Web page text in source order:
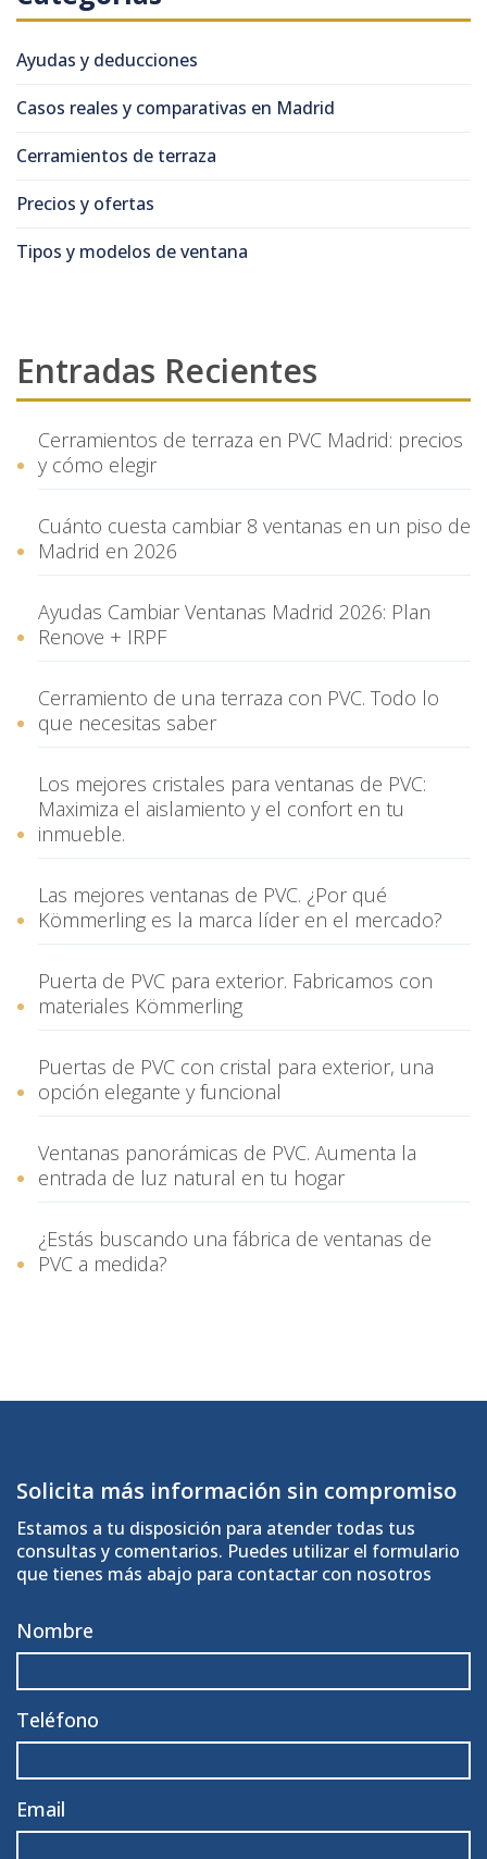
Ayudas y deducciones
Casos reales y comparativas en Madrid
Cerramientos de terraza
Precios y ofertas
Tipos y modelos de ventana
Entradas Recientes
Cerramientos de terraza en PVC Madrid: precios
y cómo elegir
Cuánto cuesta cambiar 8 ventanas en un piso de
Madrid en 2026
Ayudas Cambiar Ventanas Madrid 2026: Plan
Renove + IRPF
Cerramiento de una terraza con PVC. Todo lo
que necesitas saber
Los mejores cristales para ventanas de PVC:
Maximiza el aislamiento y el confort en tu
inmueble.
Las mejores ventanas de PVC. ¿Por qué
Kömmerling es la marca líder en el mercado?
Puerta de PVC para exterior. Fabricamos con
materiales Kömmerling
Puertas de PVC con cristal para exterior, una
opción elegante y funcional
Ventanas panorámicas de PVC. Aumenta la
entrada de luz natural en tu hogar
¿Estás buscando una fábrica de ventanas de
PVC a medida?
Solicita más información sin compromiso
Estamos a tu disposición para atender todas tus
consultas y comentarios. Puedes utilizar el formulario
que tienes más abajo para contactar con nosotros
Nombre
Teléfono
Email